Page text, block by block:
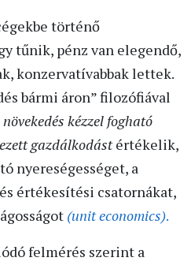
történő
tűnik, pénz van elegendő,
konzervatívabbak lettek.
bármi áron” filozófiával
kézzel fogható
gazdálkodástértékelik,
nyereségességet, a
értékesítési csatornákat,
(unit economics).
felmérés szerint a